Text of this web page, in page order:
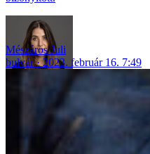
Mészáros Juli
bulvár
2023. február 16. 7:49